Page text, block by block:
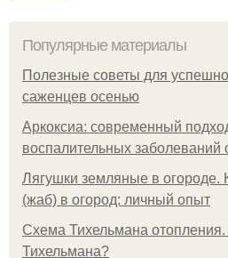
Популярные материалы
Полезные советы для
саженцев осенью
Аркоксиа: современный
воспалительных заболеваний
Лягушки земляные в огороде.
(жаб) в огород: личный опыт
Схема Тихельмана отопления.
Тихельмана?